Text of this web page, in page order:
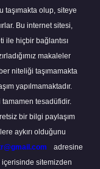
taşımakta olup, siteye
Bu internet sitesi,
ile hiçbir bağlantısı
makaleler
niteliği taşımamakta
yapılmamaktadır.
tesadüfidir.
bir bilgi paylaşım
aykırı olduğunu
adresine
sitemizden